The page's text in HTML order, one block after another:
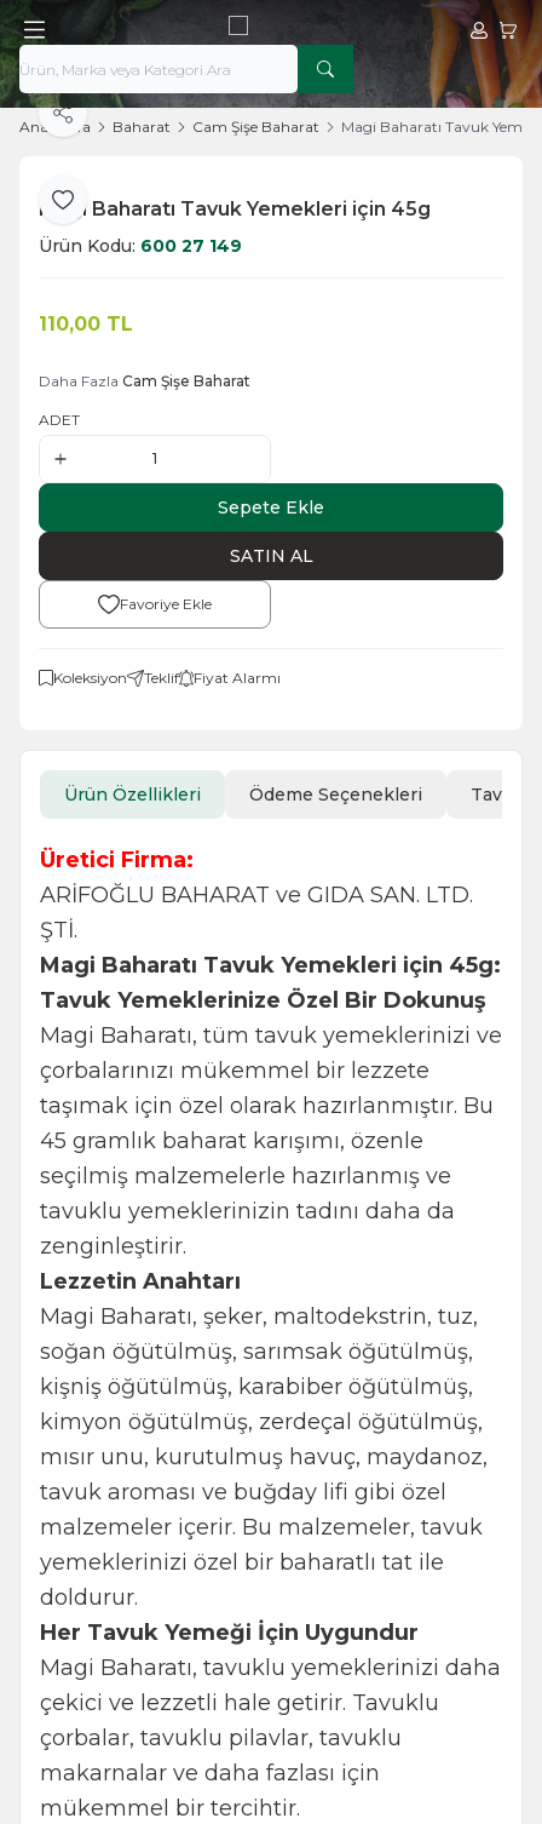
Hesabım
Ana Sayfa Baharat Cam Şişe Baharat Magi Baharatı Tavuk
Favoriye Ekle
Paylaş
Magi Baharatı Tavuk Yemekleri için 45g
Ürün Kodu: 600 27 149
110,00 TL
Daha Fazla Cam Şişe Baharat
ADET
Sepete Ekle
SATIN AL
Favoriye Ekle
Koleksiyon Teklif Fiyat Alarmı
Ürün Özellikleri Ödeme Seçenekleri Tavsiye
Üretici Firma:
ARİFOĞLU BAHARAT ve GIDA SAN. LTD.
ŞTİ.
Magi Baharatı Tavuk Yemekleri için 45g:
Tavuk Yemeklerinize Özel Bir Dokunuş
Magi Baharatı, tüm tavuk yemeklerinizi ve
çorbalarınızı mükemmel bir lezzete
taşımak için özel olarak hazırlanmıştır. Bu
45 gramlık baharat karışımı, özenle
seçilmiş malzemelerle hazırlanmış ve
tavuklu yemeklerinizin tadını daha da
zenginleştirir.
Lezzetin Anahtarı
Magi Baharatı, şeker, maltodekstrin, tuz,
soğan öğütülmüş, sarımsak öğütülmüş,
kişniş öğütülmüş, karabiber öğütülmüş,
kimyon öğütülmüş, zerdeçal öğütülmüş,
mısır unu, kurutulmuş havuç, maydanoz,
tavuk aroması ve buğday lifi gibi özel
malzemeler içerir. Bu malzemeler, tavuk
yemeklerinizi özel bir baharatlı tat ile
doldurur.
Her Tavuk Yemeği İçin Uygundur
Magi Baharatı, tavuklu yemeklerinizi daha
çekici ve lezzetli hale getirir. Tavuklu
çorbalar, tavuklu pilavlar, tavuklu
makarnalar ve daha fazlası için
mükemmel bir tercihtir.